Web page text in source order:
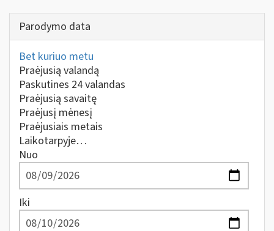
Parodymo data
Bet kuriuo metu
Praėjusią valandą
Paskutines 24 valandas
Praėjusią savaitę
Praėjusį mėnesį
Praėjusiais metais
Laikotarpyje…
Nuo
Iki